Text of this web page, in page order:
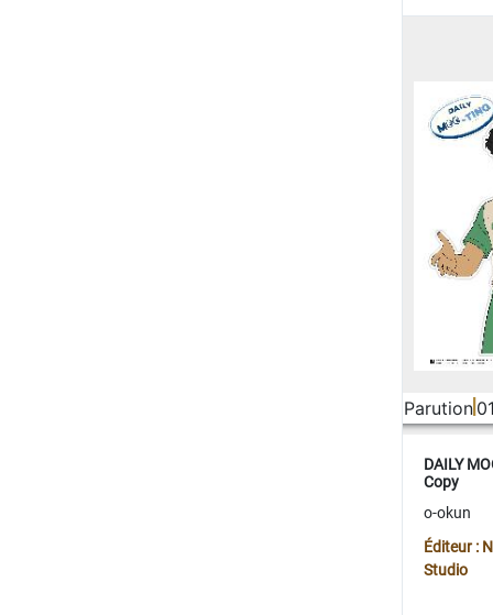
Parution
DAILY
Copy
o-okun
Éditeur :
Studio